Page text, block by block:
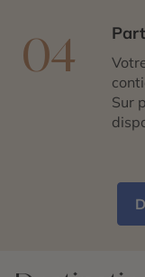
04
Sur